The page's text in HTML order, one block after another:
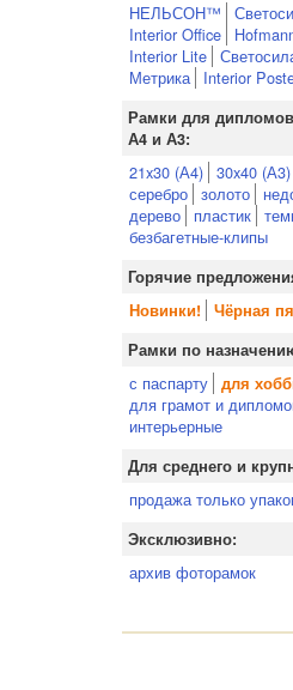
НЕЛЬСОН™
Interior Office
Interior Lite
Метрика
Interior
Рамки для
А4 и А3:
21x30 (А4) 30x40 (А3)
серебро золото
дерево
пластик
безбагетные-клипы
Горячие
Новинки!
Чёрная
Рамки по
с паспарту для
для грамот и
интерьерные
Для среднего и
продажа только
Эксклюзивно:
архив фоторамок